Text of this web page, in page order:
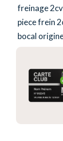
freinage
piece frein
bocal